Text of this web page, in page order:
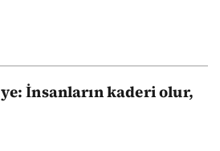
İnsanların kaderi olur,